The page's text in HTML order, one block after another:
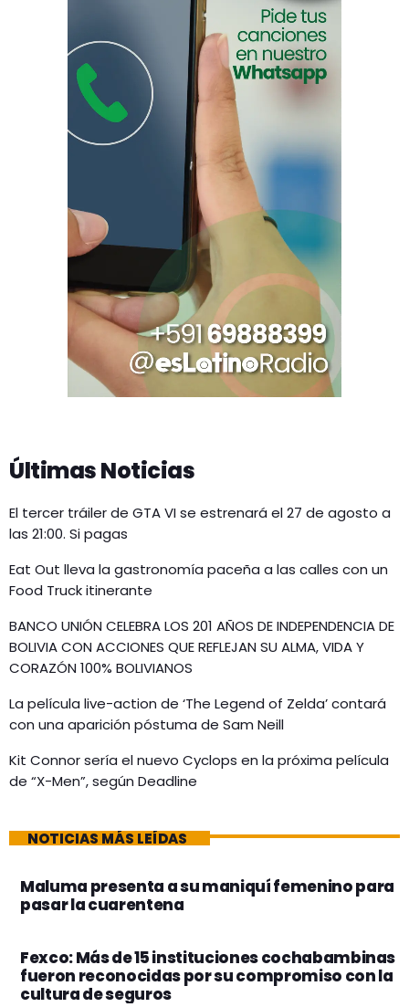
Últimas Noticias
El tercer tráiler de GTA VI se estrenará el 27 de agosto a
las 21:00. Si pagas
Eat Out lleva la gastronomía paceña a las calles con un
Food Truck itinerante
BANCO UNIÓN CELEBRA LOS 201 AÑOS DE INDEPENDENCIA DE
BOLIVIA CON ACCIONES QUE REFLEJAN SU ALMA, VIDA Y
CORAZÓN 100% BOLIVIANOS
La película live-action de ‘The Legend of Zelda’ contará
con una aparición póstuma de Sam Neill
Kit Connor sería el nuevo Cyclops en la próxima película
de “X-Men”, según Deadline
NOTICIAS MÁS LEÍDAS
Maluma presenta a su maniquí femenino para
pasar la cuarentena
Fexco: Más de 15 instituciones cochabambinas
fueron reconocidas por su compromiso con la
cultura de seguros